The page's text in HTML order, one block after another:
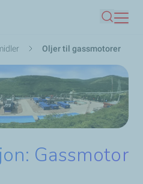
hovedinnhold
Søk
Oljer til gassmotorer
Gassmotor